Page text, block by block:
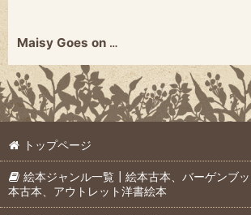
Maisy Goes on a Sleepover (Maisy First Experiences) ★ルーシー・カズンズ★
トップページ
絵本ジャンル一覧┃絵本古本、バーゲンブ
本古本、アウトレット洋書絵本